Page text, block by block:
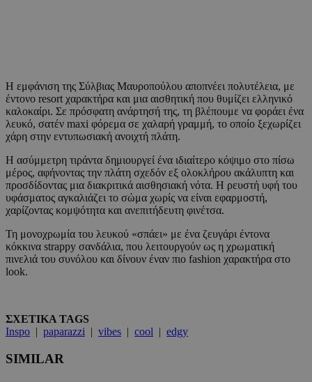
Η εμφάνιση της Σύλβιας Μαυροπούλου αποπνέει πολυτέλεια, με
έντονο resort χαρακτήρα και μια αισθητική που θυμίζει ελληνικό
καλοκαίρι. Σε πρόσφατη ανάρτησή της, τη βλέπουμε να φοράει ένα
λευκό, σατέν maxi φόρεμα σε χαλαρή γραμμή, το οποίο ξεχωρίζει
χάρη στην εντυπωσιακή ανοιχτή πλάτη.
Η ασύμμετρη τιράντα δημιουργεί ένα ιδιαίτερο κόψιμο στο πίσω
μέρος, αφήνοντας την πλάτη σχεδόν εξ ολοκλήρου ακάλυπτη και
προσδίδοντας μια διακριτικά αισθησιακή νότα. Η ρευστή υφή του
υφάσματος αγκαλιάζει το σώμα χωρίς να είναι εφαρμοστή,
χαρίζοντας κομψότητα και ανεπιτήδευτη φινέτσα.
Τη μονοχρωμία του λευκού «σπάει» με ένα ζευγάρι έντονα
κόκκινα strappy σανδάλια, που λειτουργούν ως η χρωματική
πινελιά του συνόλου και δίνουν έναν πιο fashion χαρακτήρα στο
look.
ΣΧΕΤΙΚΑ TAGS
Inspo | paparazzi | vibes | cool | edgy
SIMILAR